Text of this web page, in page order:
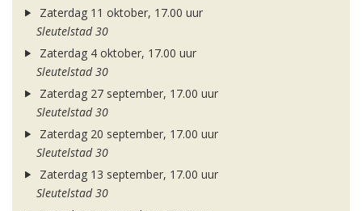
Zaterdag 11 oktober, 17.00 uur
Sleutelstad 30
Zaterdag 4 oktober, 17.00 uur
Sleutelstad 30
Zaterdag 27 september, 17.00 uur
Sleutelstad 30
Zaterdag 20 september, 17.00 uur
Sleutelstad 30
Zaterdag 13 september, 17.00 uur
Sleutelstad 30